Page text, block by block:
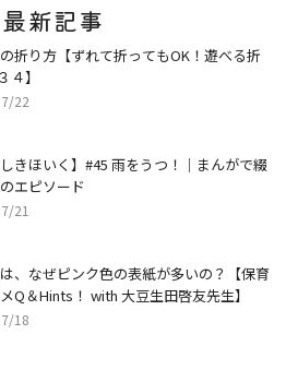
最新記事
折り方【ずれて折ってもOK！遊べる折
４】
22
いく】#45 雨をうつ！｜まんがで綴
エピソード
21
、なぜピンク色の表紙が多いの？【保育
Q＆Hints！ with 大豆生田啓友先生】
18